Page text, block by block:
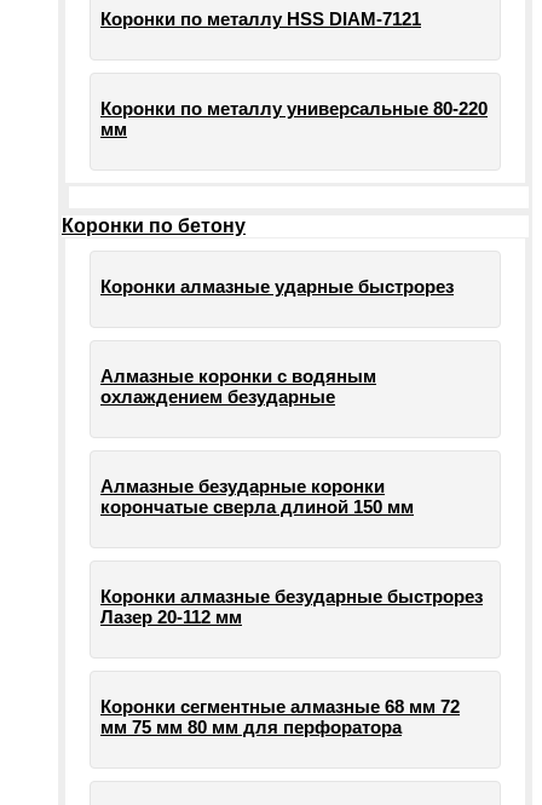
Коронки по металлу HSS DIAM-7121
Коронки по металлу универсальные 80-220
мм
Коронки по бетону
Коронки алмазные ударные быстрорез
Алмазные коронки с водяным
охлаждением безударные
Алмазные безударные коронки
корончатые сверла длиной 150 мм
Коронки алмазные безударные быстрорез
Лазер 20-112 мм
Коронки сегментные алмазные 68 мм 72
мм 75 мм 80 мм для перфоратора